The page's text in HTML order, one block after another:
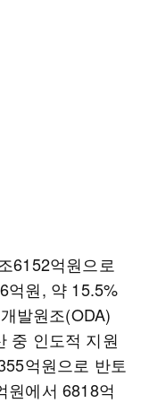
6152억원으로
억원, 약 15.5%
발원조(ODA)
중 인도적 지원
억원으로 반토
원에서 6818억